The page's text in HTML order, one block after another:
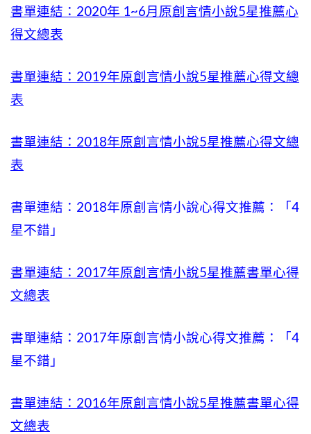
書單連結：2020年 1~6月原創言情小說5星推薦心
得文總表
書單連結：2019年原創言情小說5星推薦心得文總
表
書單連結：2018年原創言情小說5星推薦心得文總
表
書單連結：2018年原創言情小說心得文推薦：「4
星不錯」
書單連結：2017年原創言情小說5星推薦書單心得
文總表
書單連結：2017年原創言情小說心得文推薦：「4
星不錯」
書單連結：2016年原創言情小說5星推薦書單心得
文總表